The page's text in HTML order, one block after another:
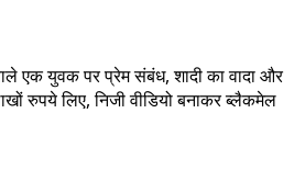
एक युवक पर प्रेम संबंध, शादी का वादा और
रुपये लिए, निजी वीडियो बनाकर ब्लैकमेल